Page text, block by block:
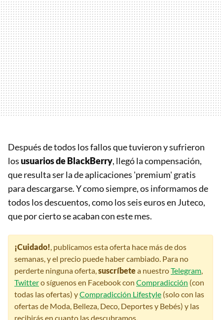
Después de todos los fallos que tuvieron y sufrieron
los usuarios de BlackBerry, llegó la compensación,
que resulta ser la de aplicaciones 'premium' gratis
para descargarse. Y como siempre, os informamos de
todos los descuentos, como los seis euros en Juteco,
que por cierto se acaban con este mes.
¡Cuidado! , publicamos esta oferta hace más de dos
semanas, y el precio puede haber cambiado. Para no
perderte ninguna oferta, suscríbetea nuestroTelegram
Twittero síguenos en Facebook con Compradicción (con
todas las ofertas) yCompradicción Lifestyle (solo con las
ofertas de Moda, Belleza, Deco, Deportes y Bebés) y las
recibirás en cuanto las descubramos.